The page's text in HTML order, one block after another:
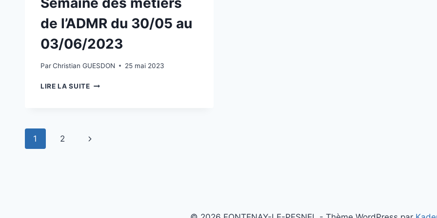
de l’ADMR du 30/05 au
03/06/2023
ParChristian GUESDON 25 mai 2023
LIRE LA SUITESEMAINE
Navigation
1 2
Page